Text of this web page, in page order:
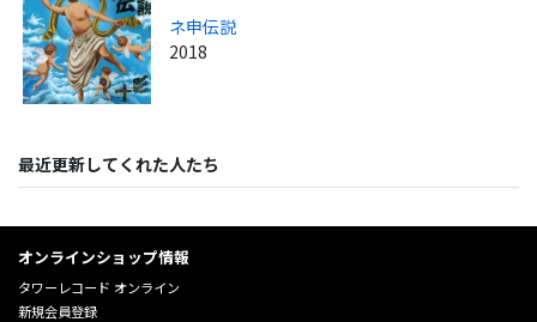
ネ申伝説
2018
最近更新してくれた人たち
オンラインショップ情報
タワーレコード オンライン
新規会員登録